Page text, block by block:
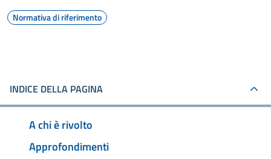
Normativa di riferimento
INDICE DELLA PAGINA
A chi è rivolto
Approfondimenti